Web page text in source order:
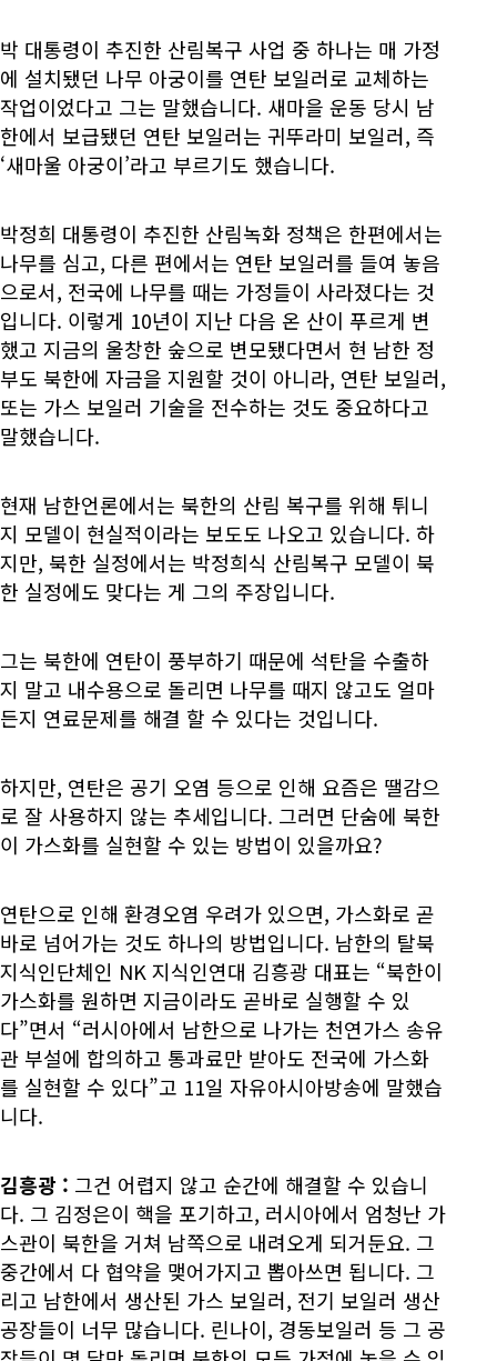
박 대통령이 추진한 산림복구 사업 중 하나는 매 가정
에 설치됐던 나무 아궁이를 연탄 보일러로 교체하는
작업이었다고 그는 말했습니다. 새마을 운동 당시 남
한에서 보급됐던 연탄 보일러는 귀뚜라미 보일러, 즉
‘새마울 아궁이’라고 부르기도 했습니다.
박정희 대통령이 추진한 산림녹화 정책은 한편에서는
나무를 심고, 다른 편에서는 연탄 보일러를 들여 놓음
으로서, 전국에 나무를 때는 가정들이 사라졌다는 것
입니다. 이렇게 10년이 지난 다음 온 산이 푸르게 변
했고 지금의 울창한 숲으로 변모됐다면서 현 남한 정
부도 북한에 자금을 지원할 것이 아니라, 연탄 보일러,
또는 가스 보일러 기술을 전수하는 것도 중요하다고
말했습니다.
현재 남한언론에서는 북한의 산림 복구를 위해 튀니
지 모델이 현실적이라는 보도도 나오고 있습니다. 하
지만, 북한 실정에서는 박정희식 산림복구 모델이 북
한 실정에도 맞다는 게 그의 주장입니다.
그는 북한에 연탄이 풍부하기 때문에 석탄을 수출하
지 말고 내수용으로 돌리면 나무를 때지 않고도 얼마
든지 연료문제를 해결 할 수 있다는 것입니다.
하지만, 연탄은 공기 오염 등으로 인해 요즘은 땔감으
로 잘 사용하지 않는 추세입니다. 그러면 단숨에 북한
이 가스화를 실현할 수 있는 방법이 있을까요?
연탄으로 인해 환경오염 우려가 있으면, 가스화로 곧
바로 넘어가는 것도 하나의 방법입니다. 남한의 탈북
지식인단체인 NK 지식인연대 김흥광 대표는 “북한이
가스화를 원하면 지금이라도 곧바로 실행할 수 있
다”면서 “러시아에서 남한으로 나가는 천연가스 송유
관 부설에 합의하고 통과료만 받아도 전국에 가스화
를 실현할 수 있다”고 11일 자유아시아방송에 말했습
니다.
김흥광 : 그건 어렵지 않고 순간에 해결할 수 있습니
다. 그 김정은이 핵을 포기하고, 러시아에서 엄청난 가
스관이 북한을 거쳐 남쪽으로 내려오게 되거둔요. 그
중간에서 다 협약을 맺어가지고 뽑아쓰면 됩니다. 그
리고 남한에서 생산된 가스 보일러, 전기 보일러 생산
공장들이 너무 많습니다. 린나이, 경동보일러 등 그 공